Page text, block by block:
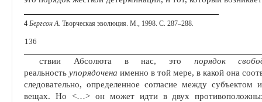
4 Бергсон А. Творческая эволюция. М., 1998. С. 287‒288.
136
ствии Абсолюта в нас, это порядок
реальность упорядочена именно в той мере, в какой она
следовательно, определенное согласие между
вещах. Но <…> он мо­жет идти в двух